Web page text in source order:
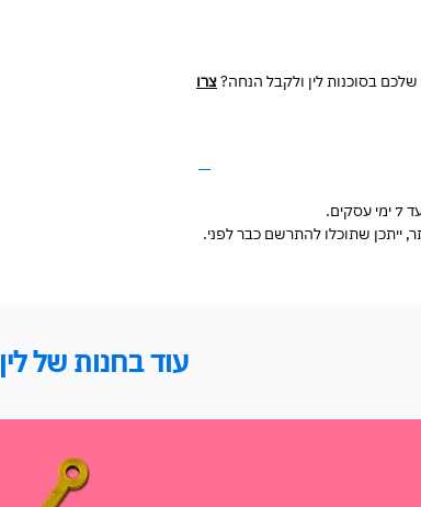
בסוכנות לין ולקבל הנחה?צרו
ייתכן שתוכלו להתרשם כבר לפני.
עוד בחנות של לין